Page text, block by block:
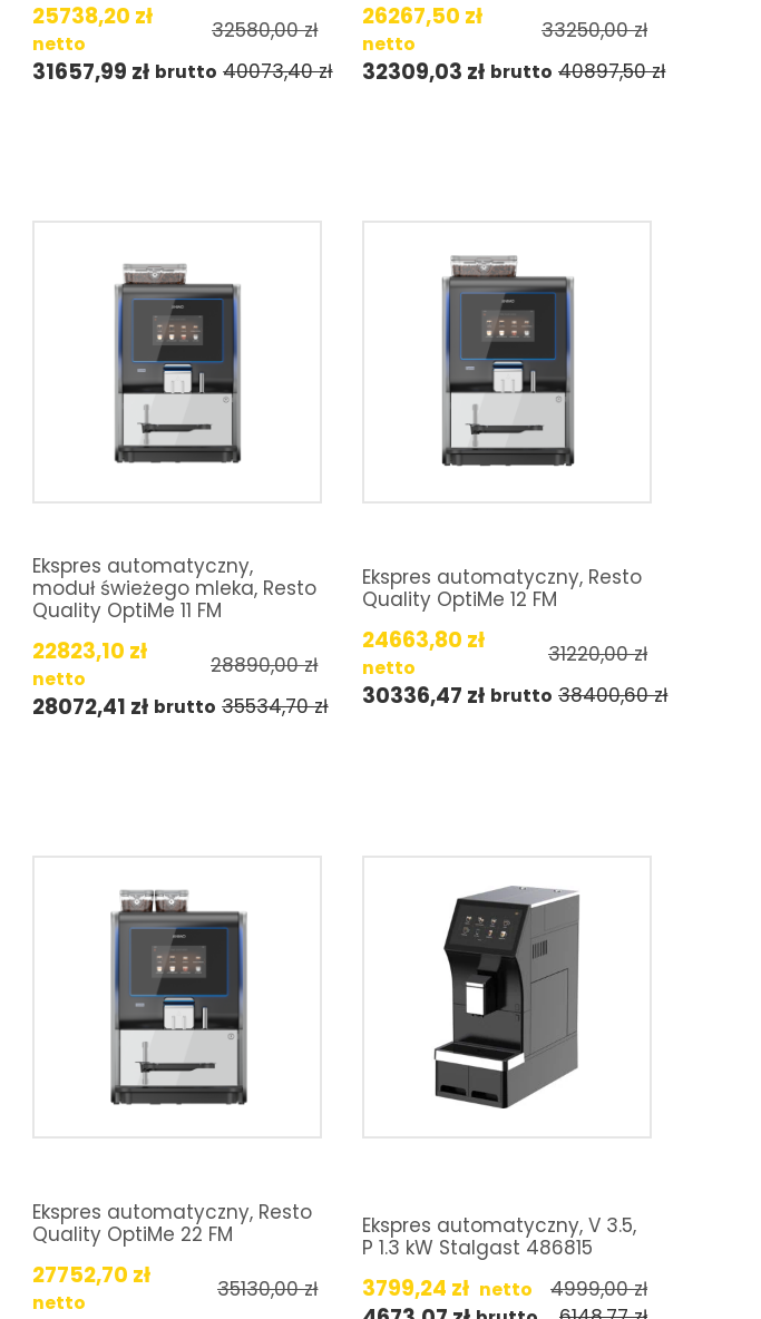
25738,20 zł
netto
32580,00zł
31657,99 zł brutto 40073,40zł
26267,50 zł
netto
33250,00zł
32309,03 zł brutto 40897,50zł
Ekspres automatyczny,
moduł świeżego mleka, Resto
Quality OptiMe 11 FM
22823,10 zł
netto
28890,00zł
28072,41 zł brutto 35534,70zł
Ekspres automatyczny, Resto
Quality OptiMe 12 FM
24663,80 zł
netto
31220,00zł
30336,47 zł brutto 38400,60zł
Ekspres automatyczny, Resto
Quality OptiMe 22 FM
27752,70 zł
netto
35130,00zł
Ekspres automatyczny, V 3.5,
P 1.3 kW Stalgast 486815
3799,24 zł netto 4999,00zł